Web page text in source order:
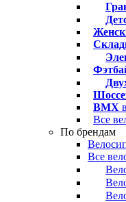
BMX
Все
По брендам
Все